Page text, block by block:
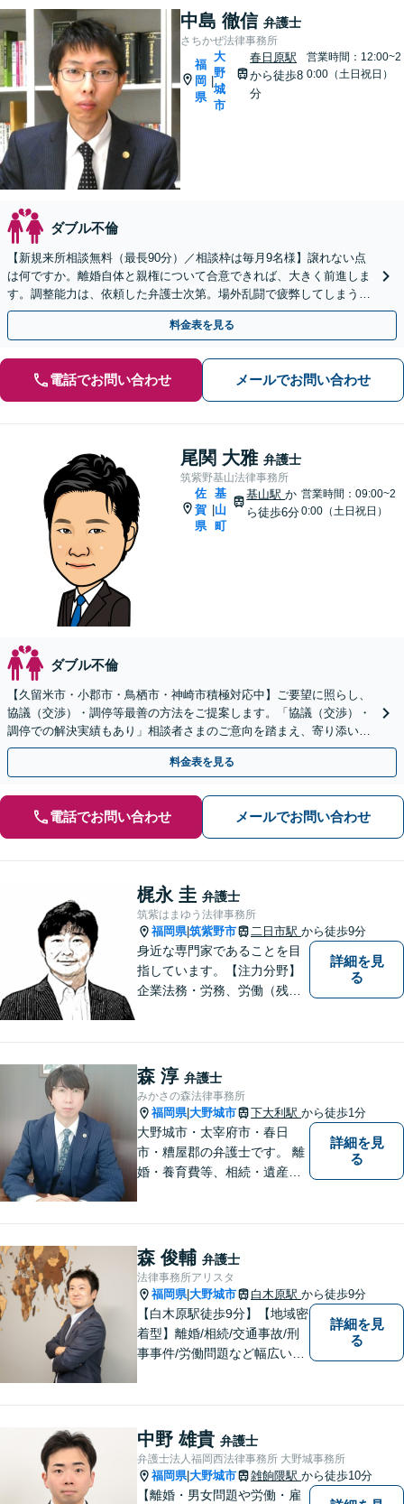
中島 徹信 弁護士
さちかぜ法律事務所
福
岡
県
|
大
野
城
市
春日原駅
から徒歩8
分
営業時間：12:00~2
0:00（土日祝日）
ダブル不倫
【新規来所相談無料（最長90分）／相談枠は毎月9名様】譲れない点
は何ですか。離婚自体と親権について合意できれば、大きく前進しま
す。調整能力は、依頼した弁護士次第。場外乱闘で疲弊してしまう前
に、私に任せてみませんか。
料金表を見る
電話でお問い合わせ メールでお問い合わせ
尾関 大雅 弁護士
筑紫野基山法律事務所
佐
賀
県
基
山
町
基山駅か
ら徒歩6分
営業時間：09:00~2
0:00（土日祝日）
ダブル不倫
【久留米市・小郡市・鳥栖市・神崎市積極対応中】ご要望に照らし、
協議（交渉）・調停等最善の方法をご提案します。「協議（交渉）・
調停での解決実績もあり」相談者さまのご意向を踏まえ、寄り添い親
身に対応します【休日・夜間相談可】
料金表を見る
電話でお問い合わせ メールでお問い合わせ
梶永 圭 弁護士
筑紫はまゆう法律事務所
福岡県|筑紫野市 二日市駅 から徒歩9分
身近な専門家であることを目
指しています。【注力分野】
企業法務・労務、労働（残
詳細を見
る
森 淳 弁護士
みかさの森法律事務所
福岡県|大野城市 下大利駅 から徒歩1分
大野城市・太宰府市・春日
市・糟屋郡の弁護士です。 離
婚・養育費等、相続・遺産分
料相談あり。出張相談あり。
２０時まで営業。福岡県全域
と周辺対応。
詳細を見
る
森 俊輔 弁護士
法律事務所アリスタ
福岡県|大野城市 白木原駅 から徒歩9分
【白木原駅徒歩9分】【地域密
着型】離婚/相続/交通事故/刑
事事件/労働問題など幅広い事
せたオーダーメイド対応を心
がけています。
詳細を見
る
中野 雄貴 弁護士
弁護士法人福岡西法律事務所 大野城事務所
福岡県|大野城市 雑餉隈駅 から徒歩10分
【離婚・男女問題や労働・雇